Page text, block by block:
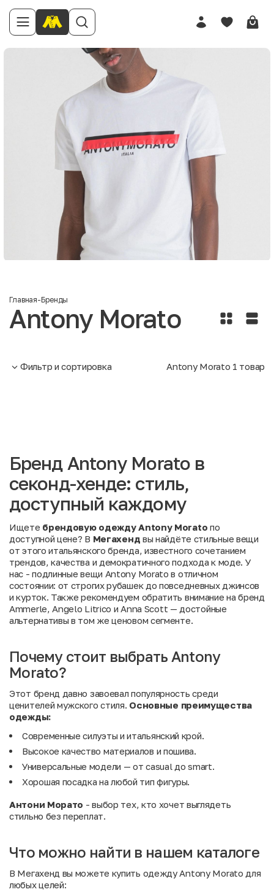
Главная-Бренды
Antony Morato
Фильтр и сортировка Antony Morato 1 товар
Бренд Antony Morato в
секонд-хенде: стиль,
доступный каждому
Ищете брендовую одежду Antony Morato по
доступной цене? В Мегахенд вы найдёте стильные вещи
от этого итальянского бренда, известного сочетанием
трендов, качества и демократичного подхода к моде. У
нас - подлинные вещи Antony Morato в отличном
состоянии: от строгих рубашек до повседневных джинсов
и курток. Также рекомендуем обратить внимание набренд
Ammerle, Angelo Litrico и Anna Scott — достойные
альтернативы в том же ценовом сегменте.
Почему стоит выбрать Antony
Morato?
Этот бренд давно завоевал популярность среди
ценителей мужского стиля. Основные преимущества
одежды:
Современные силуэты и итальянский крой.
Высокое качество материалов и пошива.
Универсальные модели — от casual до smart.
Хорошая посадка на любой тип фигуры.
Антони Морато - выбор тех, кто хочет выглядеть
стильно без переплат.
Что можно найти в нашем каталоге
В Мегахенд вы можете купить одежду Antony Morato для
любых целей: